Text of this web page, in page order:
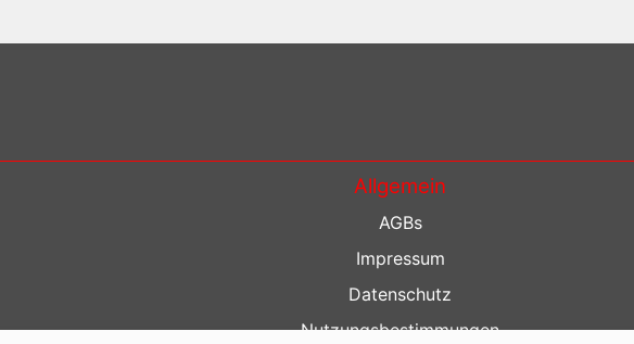
Allgemein
AGBs
Impressum
Datenschutz
Nutzungsbestimmungen